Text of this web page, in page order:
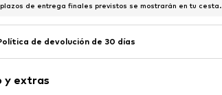
de entrega finales previstos se mostrarán en tu cesta.
de devolución de 30 días
y extras